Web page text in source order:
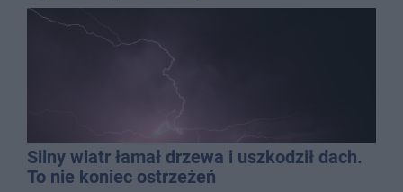
Silny wiatr łamał drzewa i uszkodził dach.
To nie koniec ostrzeżeń